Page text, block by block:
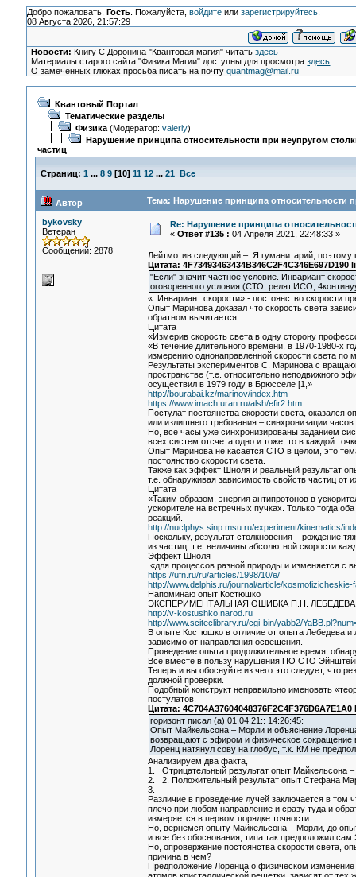
Добро пожаловать, Гость. Пожалуйста, войдитеили зарегистрируйтесь.
08 Августа 2026, 21:57:29
Новости: Книгу С.Доронина "Квантовая магия" читатьздесь
Материалы старого сайта "Физика Магии" доступны для просмотраздесь
О замеченных глюках просьба писать на почтуquantmag@mail.ru
Квантовый Портал
Тематические разделы
Физика(Модератор: valeriy)
Нарушение принципа относительности при неупругом
частиц
Страниц: 1 ... 8 9[10] 11 12 ... 21 Все
Автор Тема: Нарушение принципа относительности
bykovsky
Ветеран
Сообщений: 2878
Re: Нарушение принципа
« Ответ #135 : 04 Апреля 2021, 22:48:33 »
Лейтмотив следующий – Я гуманитарий, поэтому
Цитата: 4F73493463434B346C2F4C346E697D190
"Если" значит частное условие. Инвариант
оговоренного условия (СТО, релят.ИСО,
«. Инвариант скорости» - постоянство скорости
Опыт Маринова доказал что скорость света
обратном вычитается.
Цитата
«Измерив скорость света в одну сторону
«В течение длительного времени, в 1970-1980-х
измерению однонаправленной скорости света
Результаты экспериментов С. Маринова с
пространстве (т.е. относительно неподвижного
осуществил в 1979 году в Брюсселе [1,»
http://bourabai.kz/marinov/index.htm
https://www.imach.uran.ru/alsh/efir2.htm
Постулат постоянства скорости света, оказался
или излишнего требования – синхронизации
Но, все часы уже синхронизированы заданием
всех систем отсчета одно и тоже, то в каждой
Опыт Маринова не касается СТО в целом, это
постоянство скорости света.
Также как эффект Шноля и реальный результат
т.е. обнаруживая зависимость свойств частиц от
Цитата
«Таким образом, энергия антипротонов в
ускорителе на встречных пучках. Только тогда
реакций.
http://nuclphys.sinp.msu.ru/experiment/kinematics/
Поскольку, результат столкновения – рождение
из частиц, т.е. величины абсолютной скорости
Эффект Шноля
«для процессов разной природы и изменяется с
https://ufn.ru/ru/articles/1998/10/e/
http://www.delphis.ru/journal/article/
Напоминаю опыт Костюшко
ЭКСПЕРИМЕНТАЛЬНАЯ ОШИБКА П.Н.
http://v-kostushko.narod.ru
http://www.sciteclibrary.ru/cgi-bin/yabb2/
В опыте Костюшко в отличие от опыта Лебедева и
зависимо от направления освещения.
Проведение опыта продолжительное время,
Все вместе в пользу нарушения ПО СТО
Теперь и вы обоснуйте из чего это следует, что
должной проверки.
Подобный конструкт неправильно именовать
постулатов.
Цитата:
горизонт писал (а) 01.04.21:: 14:26:45:
Опыт Майкельсона – Морли и объяснение
возвращают с эфиром и физическое сокращение
Лоренц натянул сову на глобус, т.к. КМ не
Анализируем два факта,
1. Отрицательный результат опыт Майкельсона
2. 2. Положительный результат опыт Стефана
3.
Различие в проведение лучей заключается в
плечо при любом направление и сразу туда и
измеряется в первом порядке точности.
Но, вернемся опыту Майкельсона – Морли, до
и все без обоснования, типа так предположил
Но, опровержение постоянства скорости света,
причина в чем?
Предположение Лоренца о физическом